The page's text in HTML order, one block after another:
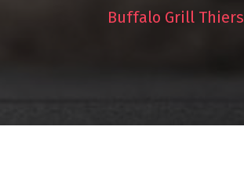
Buffalo Grill Thiers